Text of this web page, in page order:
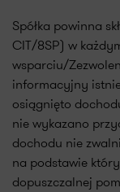
Spółka powinna
CIT/8SP) w
wsparciu/
informacyjny
osiągnięto
nie wykazano
dochodu nie
na podstawie
dopuszczalnej